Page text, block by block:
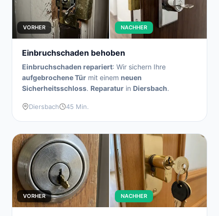
VORHER NACHHER
Einbruchschaden behoben
Einbruchschaden repariert: Wir sichern Ihre
aufgebrochene Tür mit einem neuen
Sicherheitsschloss. Reparatur in Diersbach.
Diersbach 45 Min.
VORHER NACHHER